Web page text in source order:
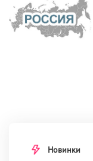
Новинки